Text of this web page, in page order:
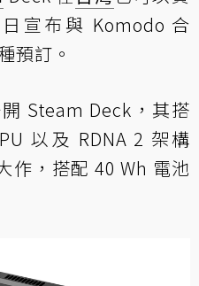
宣布與 Komodo 合
預訂。
Steam Deck，其搭
以及 RDNA 2 架構
作，搭配 40 Wh 電池